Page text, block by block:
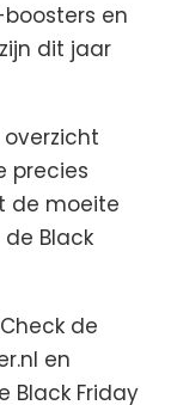
en
dit jaar
precies
de moeite
Black
de
en
Black Friday